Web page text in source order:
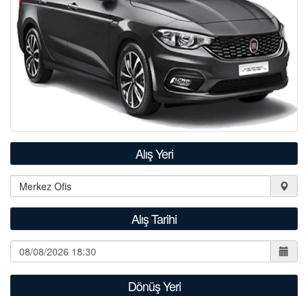
S.S.S.
İLETİŞİM
Alış Yeri
Alış Tarihi
Dönüş Yeri